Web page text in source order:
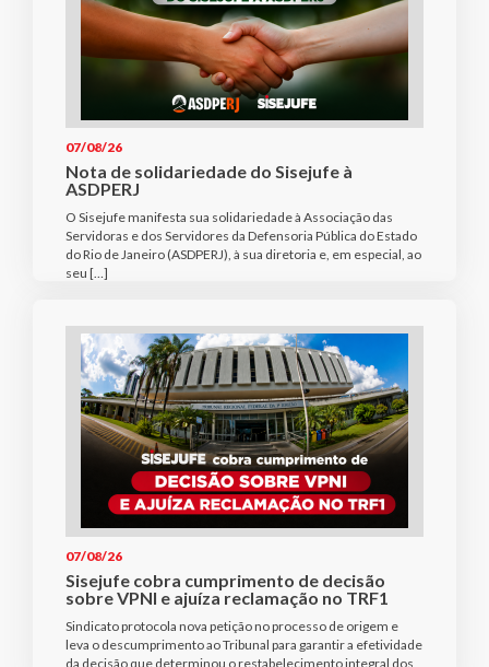
07/08/26
Nota de solidariedade do Sisejufe à
ASDPERJ
O Sisejufe manifesta sua solidariedade à Associação das
Servidoras e dos Servidores da Defensoria Pública do Estado
do Rio de Janeiro (ASDPERJ), à sua diretoria e, em especial, ao
seu […]
07/08/26
Sisejufe cobra cumprimento de decisão
sobre VPNI e ajuíza reclamação no TRF1
Sindicato protocola nova petição no processo de origem e
leva o descumprimento ao Tribunal para garantir a efetividade
da decisão que determinou o restabelecimento integral dos